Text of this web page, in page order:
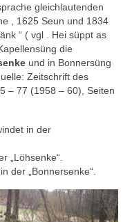
gleichlautenden
, 1625 Seun und 1834
“ ( vgl . Hei süppt as
die
und in Bonnersüng
Zeitschrift des
– 77 (1958 – 60), Seiten
in der
„Löhsenke“.
der „Bonnersenke“.